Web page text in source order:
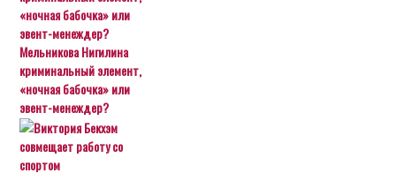
Мельникова Нигилина
криминальный элемент,
«ночная бабочка» или
эвент-менеждер?